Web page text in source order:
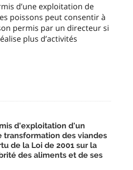
d’une exploitation de
poissons peut consentir à
permis par un directeur si
plus d’activités
d'exploitation d'un
transformation des viandes
de la Loi de 2001 sur la
des aliments et de ses